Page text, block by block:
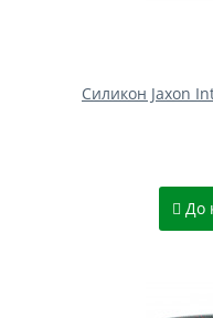
Силикон Jaxon
До